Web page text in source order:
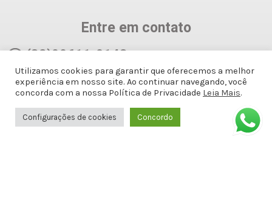
Entre em contato
(82)99611-0143
(82)99611-0143
docemalicianet@gmail.com
Utilizamos cookies para garantir que oferecemos a melhor
experiência em nosso site. Ao continuar navegando, você
concorda com a nossa Política de Privacidade Leia Mais.
Configurações de cookies Concordo